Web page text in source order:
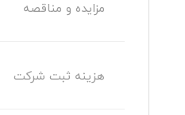
مزایده و مناقصه
هزینه ثبت شرکت